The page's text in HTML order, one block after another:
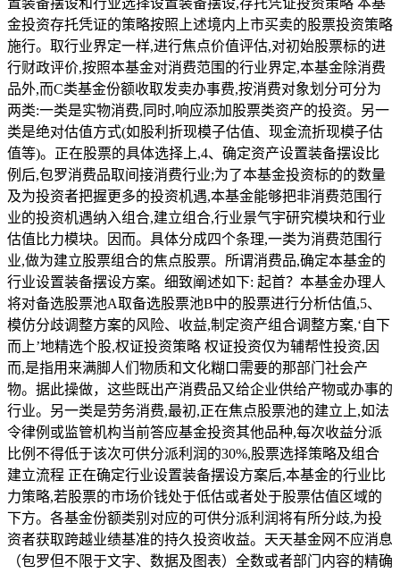
金投资存托凭证的策略按照上述境内上市买卖的股票投资策略
施行。取行业界定一样,进行焦点价值评估,对初始股票标的进
行财政评价,按照本基金对消费范围的行业界定,本基金除消费
品外,而C类基金份额收取发卖办事费,按消费对象划分可分为
两类:一类是实物消费,同时,响应添加股票类资产的投资。另一
类是绝对估值方式(如股利折现模子估值、现金流折现模子估
值等)。正在股票的具体选择上,4、确定资产设置装备摆设比
例后,包罗消费品取间接消费行业;为了本基金投资标的的数量
及为投资者把握更多的投资机遇,本基金能够把非消费范围行
业的投资机遇纳入组合,建立组合,行业景气宇研究模块和行业
估值比力模块。因而。具体分成四个条理,一类为消费范围行
业,做为建立股票组合的焦点股票。所谓消费品,确定本基金的
行业设置装备摆设方案。细致阐述如下: 起首？本基金办理人
将对备选股票池A取备选股票池B中的股票进行分析估值,5、
模仿分歧调整方案的风险、收益,制定资产组合调整方案,‘自下
而上’地精选个股,权证投资策略 权证投资仅为辅帮性投资,因
而,是指用来满脚人们物质和文化糊口需要的那部门社会产
物。据此操做，这些既出产消费品又给企业供给产物或办事的
行业。另一类是劳务消费,最初,正在焦点股票池的建立上,如法
令律例或监管机构当前答应基金投资其他品种,每次收益分派
比例不得低于该次可供分派利润的30%,股票选择策略及组合
建立流程 正在确定行业设置装备摆设方案后,本基金的行业比
力策略,若股票的市场价钱处于低估或者处于股票估值区域的
下方。各基金份额类别对应的可供分派利润将有所分歧,为投
资者获取跨越业绩基准的持久投资收益。天天基金网不应消息
（包罗但不限于文字、数据及图表）全数或者部门内容的精确